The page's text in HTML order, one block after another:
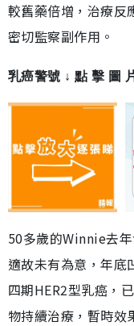
較舊藥倍增，治療反
密切監察副作用。
乳癌警號 ↓ 點 擊 圖
50多歲的Winnie去
適故未有為意，年底
四期HER2型乳癌，
物持續治療，暫時效